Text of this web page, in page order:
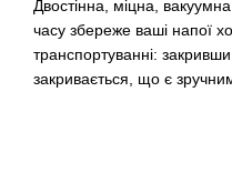
Двостінна, міцна,
часу збереже ваші напої
транспортуванні:
закривається, що є